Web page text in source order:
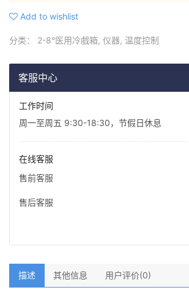
Add to wishlist
分类： 2-8°医用冷戲箱, 仪器, 温度控制
客服中心
工作时间
周一至周五 9:30-18:30，节假日休息
在线客服
售前客服
售后客服
描述 其他信息 用户评价(0)